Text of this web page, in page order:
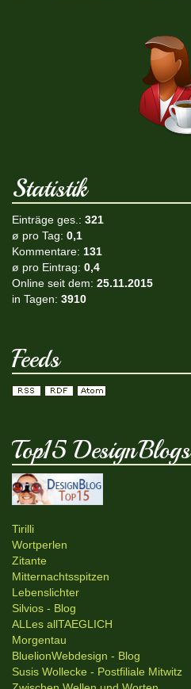
Statistik
Einträge ges.: 321
ø pro Tag: 0,1
Kommentare: 131
ø pro Eintrag: 0,4
Online seit dem: 25.11.2015
in Tagen: 3910
Feeds
Top15 DesignBlogs
Tirilli
Wortperlen
Zitante
Mitternachtsspitzen
Lebenslichter
Silvios - Blog
ALLes allTAEGLICH
Morgentau
BluelionWebdesign - Blog
Susis Wollecke - Postfiliale Mitwitz